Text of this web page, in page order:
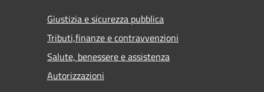
Giustizia e sicurezza pubblica
Tributi,finanze e contravvenzioni
Salute, benessere e assistenza
Autorizzazioni